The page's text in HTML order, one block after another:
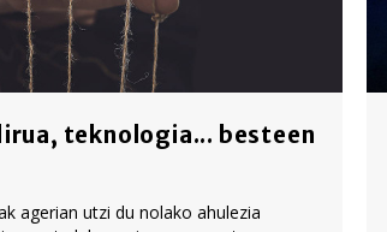
teknologia... besteen
agerian utzi du nolako ahulezia